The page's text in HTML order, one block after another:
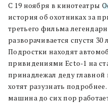
С 19 ноября в кинотеатры
история об охотниках за
третьего фильма
разворачивается спустя
Подростки находят
привидениями Ecto-1 на
принадлежал деду
хотят разузнать
машина до сих пор